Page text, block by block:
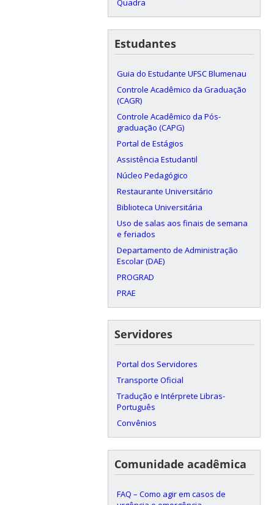
Quadra
Estudantes
Guia do Estudante UFSC Blumenau
Controle Acadêmico da Graduação
(CAGR)
Controle Acadêmico da Pós-
graduação (CAPG)
Portal de Estágios
Assistência Estudantil
Núcleo Pedagógico
Restaurante Universitário
Biblioteca Universitária
Uso de salas aos finais de semana
e feriados
Departamento de Administração
Escolar (DAE)
PROGRAD
PRAE
Servidores
Portal dos Servidores
Transporte Oficial
Tradução e Intérprete Libras-
Português
Convênios
Comunidade acadêmica
FAQ – Como agir em casos de